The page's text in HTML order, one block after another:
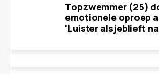
Topzwemmer (25)
emotionele oproep
'Luister alsjeblieft